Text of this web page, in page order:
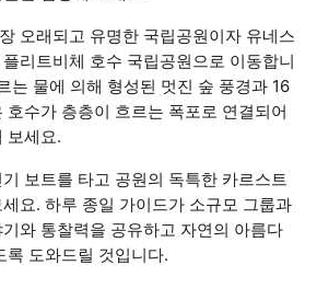
오래되고 유명한 국립공원이자 유네스
리트비체 호수 국립공원으로 이동합니
는 물에 의해 형성된 멋진 숲 풍경과 16
호수가 층층이 흐르는 폭포로 연결되어
보세요.
보트를 타고 공원의 독특한 카르스트
요. 하루 종일 가이드가 소규모 그룹과
와 통찰력을 공유하고 자연의 아름다
록 도와드릴 것입니다.